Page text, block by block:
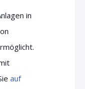
in
auf